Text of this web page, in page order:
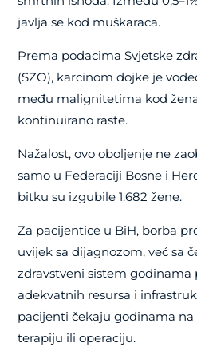
javlja se kod muškaraca.
Prema podacima Svjetske
(SZO), karcinom dojke je
među malignitetima kod
kontinuirano raste.
Nažalost, ovo oboljenje ne
samo u Federaciji Bosne i
bitku su izgubile 1.682 žene.
Za pacijentice u BiH, borba
uvijek sa dijagnozom, već sa
zdravstveni sistem godinama
adekvatnih resursa i
pacijenti čekaju godinama
terapiju ili operaciju.